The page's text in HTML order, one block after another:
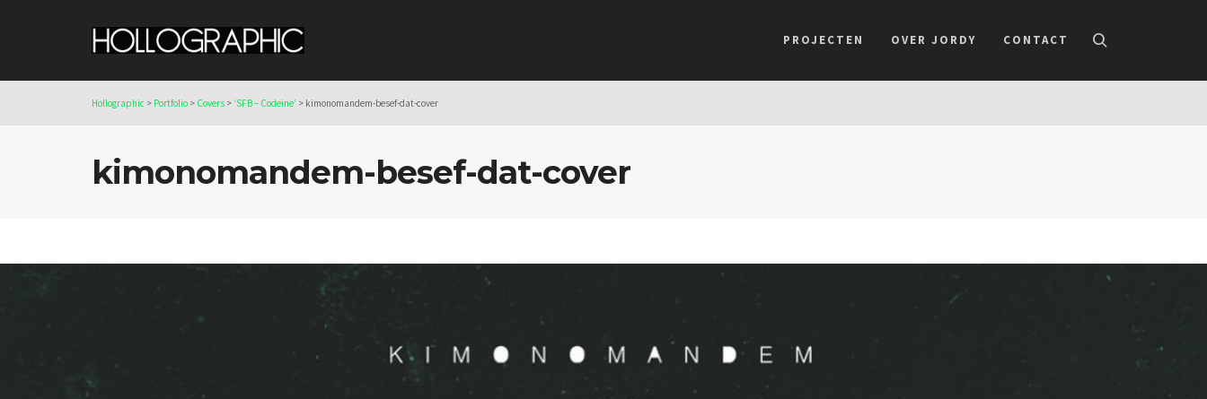
PROJECTEN OVER JORDY CONTACT
Hollographic > Portfolio > Covers > ‘SFB – Codeine’ > kimonomandem-besef-dat-cover
kimonomandem-besef-dat-cover